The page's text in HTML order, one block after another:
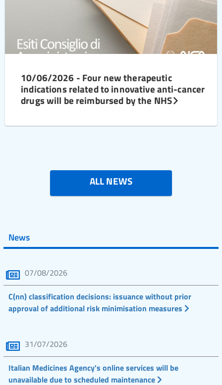
10/06/2026 - Four new therapeutic
indications related to innovative anti-cancer
drugs will be reimbursed by the NHS
ALL NEWS
News
07/08/2026
C(nn) classification decisions: issuance without prior
approval of additional risk minimisation measures
31/07/2026
Italian Medicines Agency's online services will be
unavailable due to scheduled maintenance